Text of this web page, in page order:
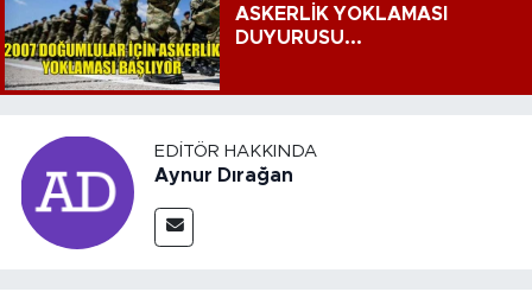
ASKERLİK YOKLAMASI
DUYURUSU...
EDITÖR HAKKINDA
Aynur Dırağan